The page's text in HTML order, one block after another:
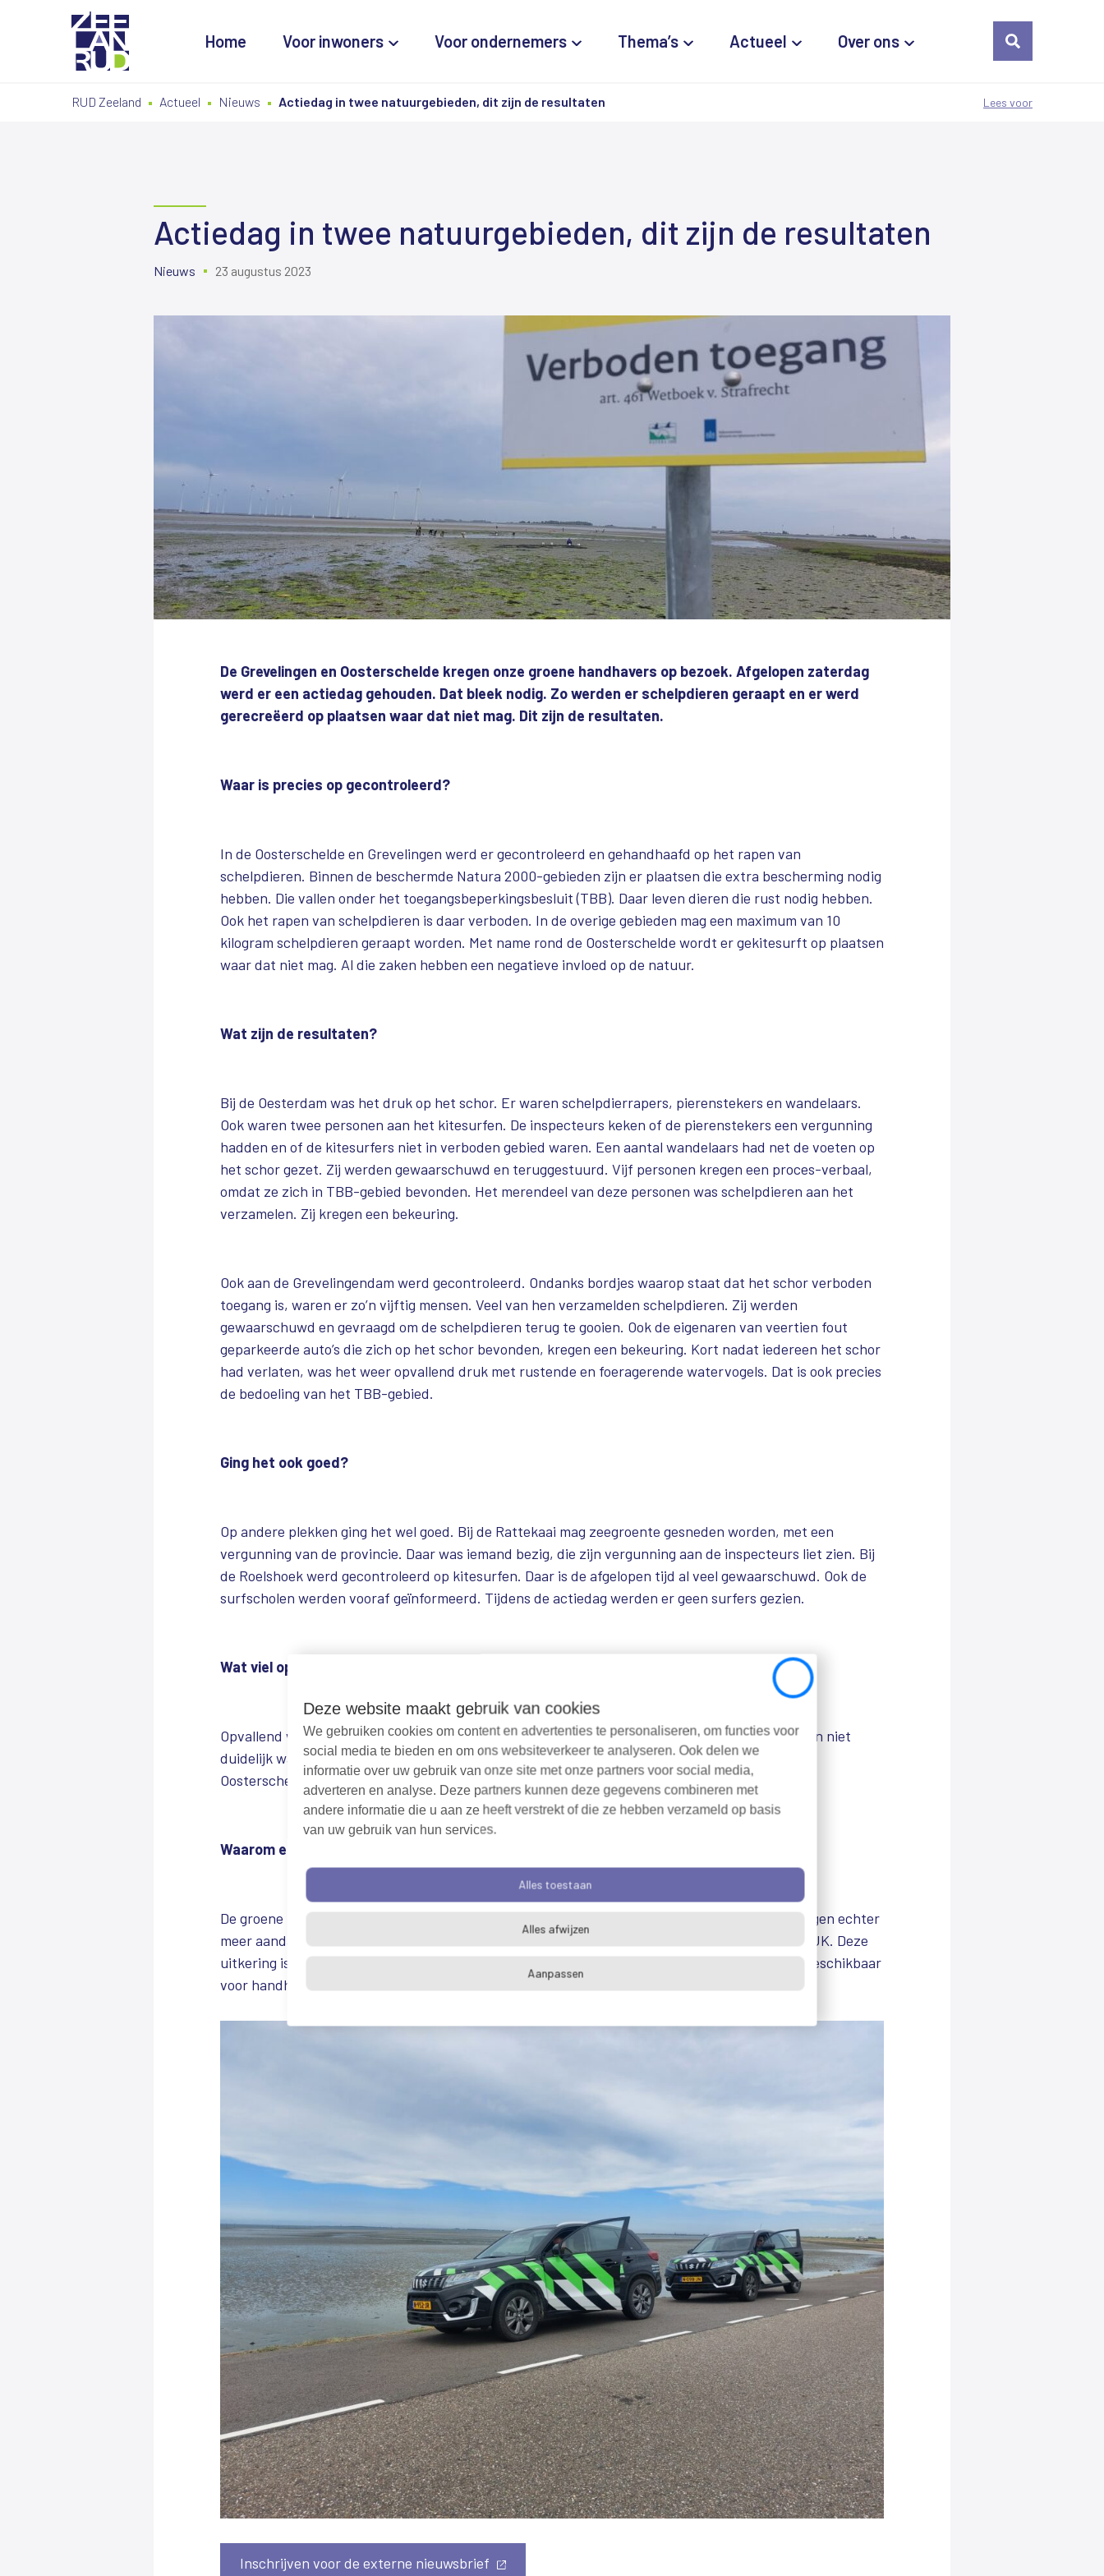
Close
Deze website maakt gebruik van cookies
We gebruiken cookies om content en advertenties te personaliseren, om functies voor
social media te bieden en om ons websiteverkeer te analyseren. Ook delen we
informatie over uw gebruik van onze site met onze partners voor social media,
adverteren en analyse. Deze partners kunnen deze gegevens combineren met
andere informatie die u aan ze heeft verstrekt of die ze hebben verzameld op basis
van uw gebruik van hun services.
Alles toestaan
Alles afwijzen
Aanpassen
Home Voor inwoners Voor ondernemers Thema’s Actueel Over ons
RUD Zeeland Actueel Nieuws Actiedag in twee natuurgebieden, dit zijn de resultaten Lees voor
Actiedag in twee natuurgebieden, dit zijn de resultaten
Nieuws 23 augustus 2023
De Grevelingen en Oosterschelde kregen onze groene handhavers op bezoek. Afgelopen zaterdag
werd er een actiedag gehouden. Dat bleek nodig. Zo werden er schelpdieren geraapt en er werd
gerecreëerd op plaatsen waar dat niet mag. Dit zijn de resultaten.
Waar is precies op gecontroleerd?
In de Oosterschelde en Grevelingen werd er gecontroleerd en gehandhaafd op het rapen van
schelpdieren. Binnen de beschermde Natura 2000-gebieden zijn er plaatsen die extra bescherming nodig
hebben. Die vallen onder het toegangsbeperkingsbesluit (TBB). Daar leven dieren die rust nodig hebben.
Ook het rapen van schelpdieren is daar verboden. In de overige gebieden mag een maximum van 10
kilogram schelpdieren geraapt worden. Met name rond de Oosterschelde wordt er gekitesurft op plaatsen
waar dat niet mag. Al die zaken hebben een negatieve invloed op de natuur.
Wat zijn de resultaten?
Bij de Oesterdam was het druk op het schor. Er waren schelpdierrapers, pierenstekers en wandelaars.
Ook waren twee personen aan het kitesurfen. De inspecteurs keken of de pierenstekers een vergunning
hadden en of de kitesurfers niet in verboden gebied waren. Een aantal wandelaars had net de voeten op
het schor gezet. Zij werden gewaarschuwd en teruggestuurd. Vijf personen kregen een proces-verbaal,
omdat ze zich in TBB-gebied bevonden. Het merendeel van deze personen was schelpdieren aan het
verzamelen. Zij kregen een bekeuring.
Ook aan de Grevelingendam werd gecontroleerd. Ondanks bordjes waarop staat dat het schor verboden
toegang is, waren er zo’n vijftig mensen. Veel van hen verzamelden schelpdieren. Zij werden
gewaarschuwd en gevraagd om de schelpdieren terug te gooien. Ook de eigenaren van veertien fout
geparkeerde auto’s die zich op het schor bevonden, kregen een bekeuring. Kort nadat iedereen het schor
had verlaten, was het weer opvallend druk met rustende en foeragerende watervogels. Dat is ook precies
de bedoeling van het TBB-gebied.
Ging het ook goed?
Op andere plekken ging het wel goed. Bij de Rattekaai mag zeegroente gesneden worden, met een
vergunning van de provincie. Daar was iemand bezig, die zijn vergunning aan de inspecteurs liet zien. Bij
de Roelshoek werd gecontroleerd op kitesurfen. Daar is de afgelopen tijd al veel gewaarschuwd. Ook de
surfscholen werden vooraf geïnformeerd. Tijdens de actiedag werden er geen surfers gezien.
Wat viel op?
Opvallend was dat veel mensen bij de inspecteurs aangaven dat de regels in het gebied voor hen niet
duidelijk waren. De inspecteurs gaven uitleg en deelden folders uit met de spelregels van de
Oosterschelde. De komende tijd worden soortgelijke acties herhaald.
Waarom een actiedag?
De groene inspecteurs van RUD Zeeland zijn actief in de hele provincie. Sommige gebieden vragen echter
meer aandacht. De actiedag wordt mogelijk gemaakt door een specifieke uitkering, oftewel SPUK. Deze
uitkering is bedoeld om bepaald beleid van de rijksoverheid uit te voeren. Dit jaar zijn er uren beschikbaar
voor handhaving in de drie gebieden waar de provincie Zeeland dat extra nodig vindt.
Inschrijven voor de externe nieuwsbrief (externe